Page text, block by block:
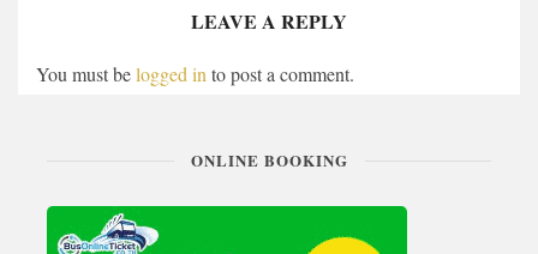
LEAVE A REPLY
You must belogged into post a comment.
ONLINE BOOKING